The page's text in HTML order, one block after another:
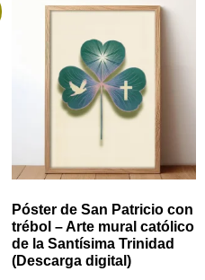
Póster de San Patricio con
trébol – Arte mural católico
de la Santísima Trinidad
(Descarga digital)